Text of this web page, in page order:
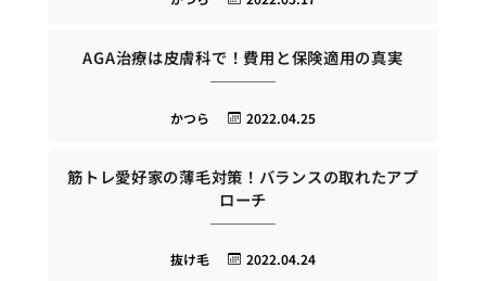
AGA治療は皮膚科で！費用と保険適用の真実
2022.04.25
かつら
筋トレ愛好家の薄毛対策！バランスの取れたアプ
ローチ
2022.04.24
抜け毛